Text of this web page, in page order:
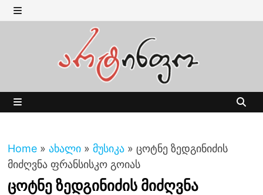
Skip
to MENU
Home » ახალი » მუსიკა » ცოტნე ზედგინიძის
მიძღვნა ფრანსისკო გოიას
ცოტნე ზედგინიძის მიძღვნა